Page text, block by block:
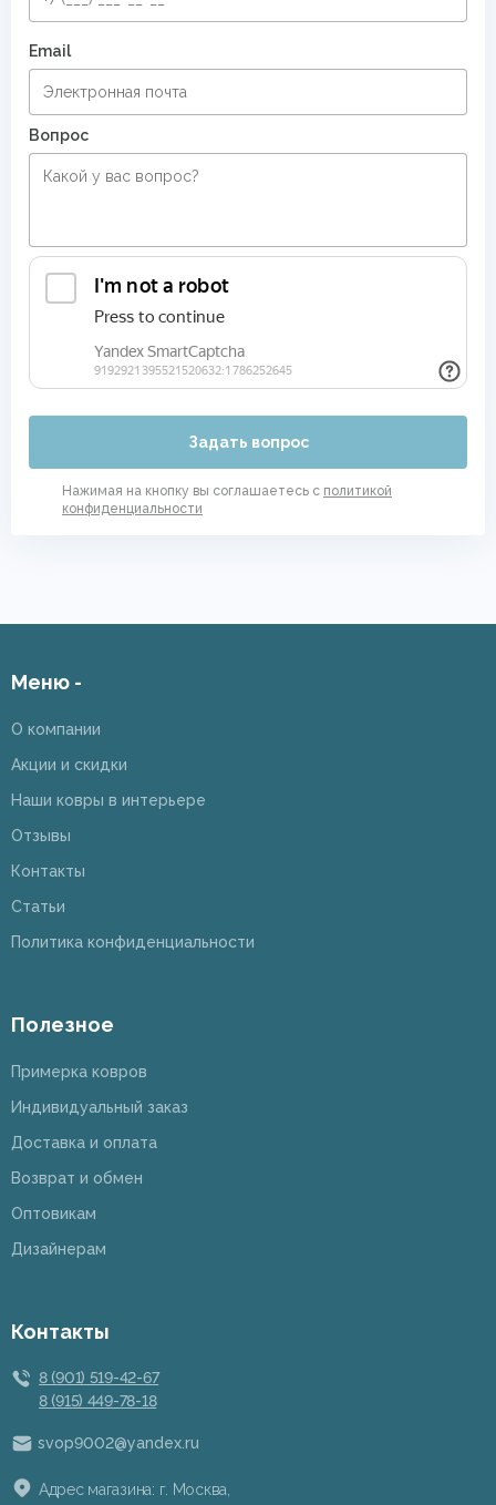
Email
Вопрос
Задать вопрос
Нажимая на кнопку вы соглашаетесь с политикой
конфиденциальности
Меню -
О компании
Акции и скидки
Наши ковры в интерьере
Отзывы
Контакты
Статьи
Политика конфиденциальности
Полезное
Примерка ковров
Индивидуальный заказ
Доставка и оплата
Возврат и обмен
Оптовикам
Дизайнерам
Контакты
8 (901) 519-42-67
8 (915) 449-78-18
svop9002@yandex.ru
Адрес магазина: г. Москва,